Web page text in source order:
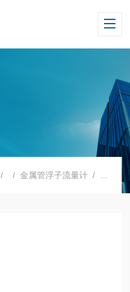
/ /金属管浮子流量计 / 承德菲锐自动化金属管转子流量计